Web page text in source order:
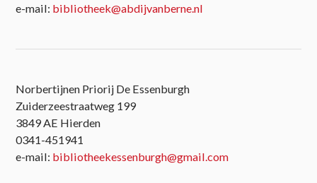
e-mail: bibliotheek@abdijvanberne.nl
Norbertijnen Priorij De Essenburgh
Zuiderzeestraatweg 199
3849 AE Hierden
0341-451941
e-mail: bibliotheekessenburgh@gmail.com